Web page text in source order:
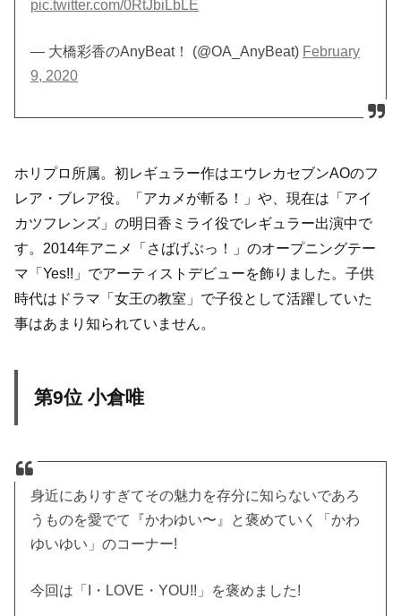
pic.twitter.com/0RtJbiLbLE
— 大橋彩香のAnyBeat！ (@OA_AnyBeat) February
9, 2020
ホリプロ所属。初レギュラー作はエウレカセブンAOのフ
レア・ブレア役。「アカメが斬る！」や、現在は「アイ
カツフレンズ」の明日香ミライ役でレギュラー出演中で
す。2014年アニメ「さばげぶっ！」のオープニングテー
マ「Yes!!」でアーティストデビューを飾りました。子供
時代はドラマ「女王の教室」で子役として活躍していた
事はあまり知られていません。
第9位 小倉唯
身近にありすぎてその魅力を存分に知らないであろ
うものを愛でて『かわゆい〜』と褒めていく「かわ
ゆいゆい」のコーナー!
今回は「I・LOVE・YOU!!」を褒めました!